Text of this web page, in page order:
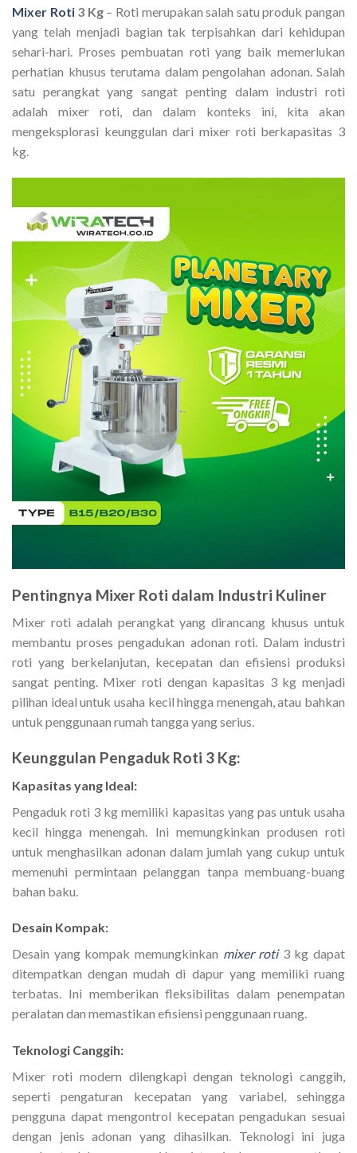
Mixer Roti3 Kg– Roti merupakan salah satu produk pangan
yang telah menjadi bagian tak terpisahkan dari kehidupan
sehari-hari. Proses pembuatan roti yang baik memerlukan
perhatian khusus terutama dalam pengolahan adonan. Salah
satu perangkat yang sangat penting dalam industri roti
adalah mixer roti, dan dalam konteks ini, kita akan
mengeksplorasi keunggulan dari mixer roti berkapasitas 3
kg.
Pentingnya Mixer Roti dalam Industri Kuliner
Mixer roti adalah perangkat yang dirancang khusus untuk
membantu proses pengadukan adonan roti. Dalam industri
roti yang berkelanjutan, kecepatan dan efisiensi produksi
sangat penting. Mixer roti dengan kapasitas 3 kg menjadi
pilihan ideal untuk usaha kecil hingga menengah, atau bahkan
untuk penggunaan rumah tangga yang serius.
Keunggulan Pengaduk Roti 3 Kg:
Kapasitas yang Ideal:
Pengaduk roti 3 kg memiliki kapasitas yang pas untuk usaha
kecil hingga menengah. Ini memungkinkan produsen roti
untuk menghasilkan adonan dalam jumlah yang cukup untuk
memenuhi permintaan pelanggan tanpa membuang-buang
bahan baku.
Desain Kompak:
Desain yang kompak memungkinkan mixer roti3 kg dapat
ditempatkan dengan mudah di dapur yang memiliki ruang
terbatas. Ini memberikan fleksibilitas dalam penempatan
peralatan dan memastikan efisiensi penggunaan ruang.
Teknologi Canggih:
Mixer roti modern dilengkapi dengan teknologi canggih,
seperti pengaturan kecepatan yang variabel, sehingga
pengguna dapat mengontrol kecepatan pengadukan sesuai
dengan jenis adonan yang dihasilkan. Teknologi ini juga